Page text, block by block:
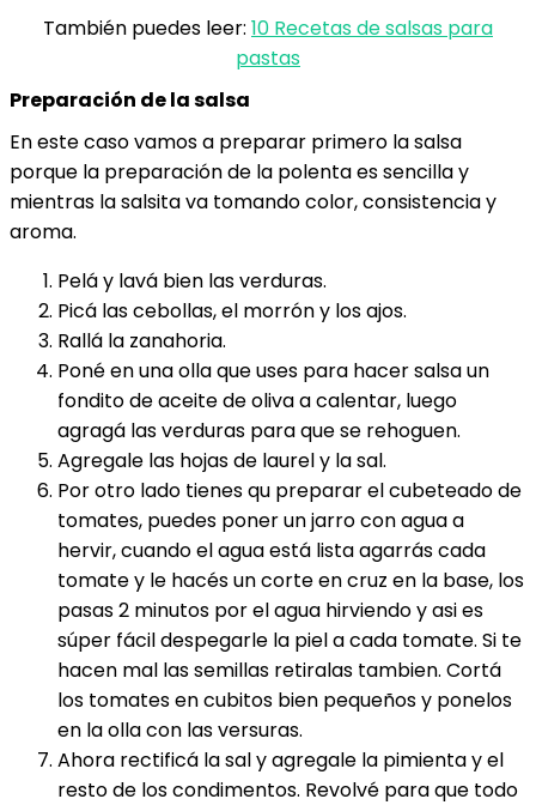
También puedes leer: 10 Recetas de salsas para
pastas
Preparación de la salsa
En este caso vamos a preparar primero la salsa
porque la preparación de la polenta es sencilla y
mientras la salsita va tomando color, consistencia y
aroma.
Pelá y lavá bien las verduras.
Picá las cebollas, el morrón y los ajos.
Rallá la zanahoria.
Poné en una olla que uses para hacer salsa un
fondito de aceite de oliva a calentar, luego
agragá las verduras para que se rehoguen.
Agregale las hojas de laurel y la sal.
Por otro lado tienes qu preparar el cubeteado de
tomates, puedes poner un jarro con agua a
hervir, cuando el agua está lista agarrás cada
tomate y le hacés un corte en cruz en la base, los
pasas 2 minutos por el agua hirviendo y asi es
súper fácil despegarle la piel a cada tomate. Si te
hacen mal las semillas retiralas tambien. Cortá
los tomates en cubitos bien pequeños y ponelos
en la olla con las versuras.
Ahora rectificá la sal y agregale la pimienta y el
resto de los condimentos. Revolvé para que todo